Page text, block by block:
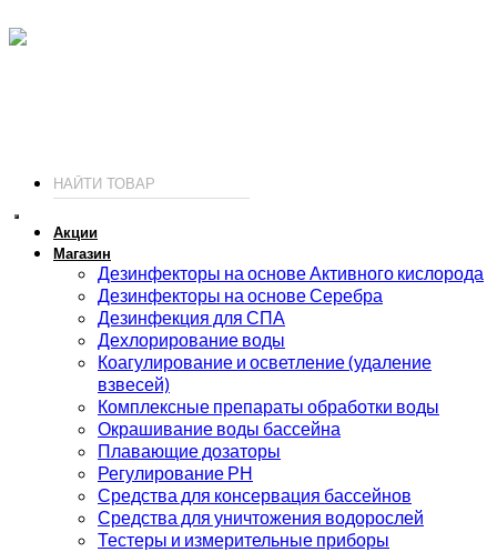
Акции
Магазин
Дезинфекторы на основе Активного кислорода
Дезинфекторы на основе Серебра
Дезинфекция для СПА
Дехлорирование воды
Коагулирование и осветление (удаление
взвесей)
Комплексные препараты обработки воды
Окрашивание воды бассейна
Плавающие дозаторы
Регулирование РН
Средства для консервация бассейнов
Средства для уничтожения водорослей
Тестеры и измерительные приборы